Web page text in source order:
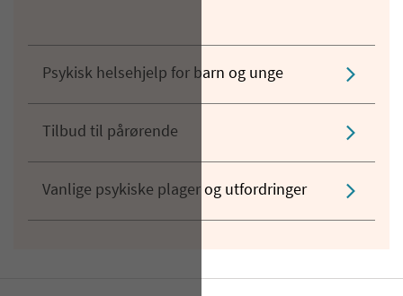
Psykisk helsehjelp for barn og unge
Tilbud til pårørende
Vanlige psykiske plager og utfordringer